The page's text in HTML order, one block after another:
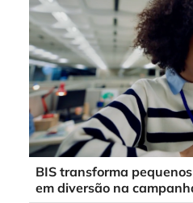
BIS transforma
em diversão na